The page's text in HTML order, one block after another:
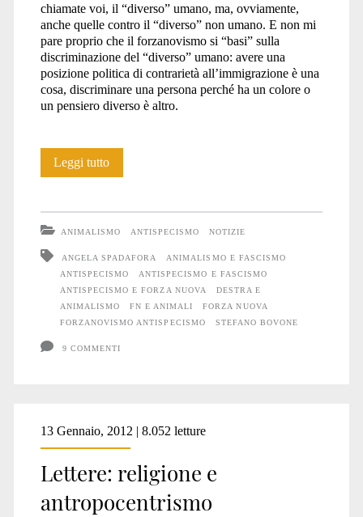
chiamate voi, il “diverso” umano, ma, ovviamente,
anche quelle contro il “diverso” non umano. E non mi
pare proprio che il forzanovismo si “basi” sulla
discriminazione del “diverso” umano: avere una
posizione politica di contrarietà all’immigrazione è una
cosa, discriminare una persona perché ha un colore o
un pensiero diverso è altro.
Leggi tuttoL’antispecismo
forzanovista?
ANIMALISMO ANTISPECISMO NOTIZIE
ANGELA SPADAFORA
ANIMALISMO E FASCISMO
ANTISPECISMO
ANTISPECISMO E FASCISMO
ANTISPECISMO E FORZA NUOVA
DESTRA E
ANIMALISMO
FN E ANIMALI
FORZA NUOVA
FORZANOVISMO ANTISPECISMO
STEFANO BOVONE
9 COMMENTI
13 Gennaio, 2012 | 8.052 letture
Lettere: religione e
antropocentrismo